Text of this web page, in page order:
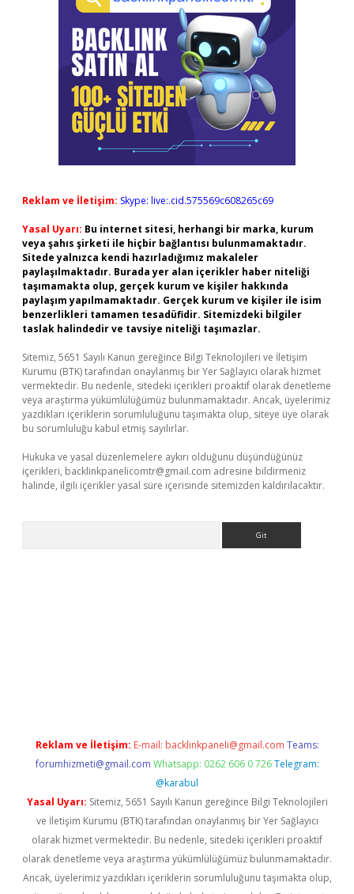
Reklam ve İletişim: Skype: live:.cid.575569c608265c69
Yasal Uyarı: Bu internet sitesi, herhangi bir marka, kurum
veya şahıs şirketi ile hiçbir bağlantısı bulunmamaktadır.
Sitede yalnızca kendi hazırladığımız makaleler
paylaşılmaktadır. Burada yer alan içerikler haber niteliği
taşımamakta olup, gerçek kurum ve kişiler hakkında
paylaşım yapılmamaktadır. Gerçek kurum ve kişiler ile isim
benzerlikleri tamamen tesadüfidir. Sitemizdeki bilgiler
taslak halindedir ve tavsiye niteliği taşımazlar.
Sitemiz, 5651 Sayılı Kanun gereğince Bilgi Teknolojileri ve İletişim
Kurumu (BTK) tarafından onaylanmış bir Yer Sağlayıcı olarak hizmet
vermektedir. Bu nedenle, sitedeki içerikleri proaktif olarak denetleme
veya araştırma yükümlülüğümüz bulunmamaktadır. Ancak, üyelerimiz
yazdıkları içeriklerin sorumluluğunu taşımakta olup, siteye üye olarak
bu sorumluluğu kabul etmiş sayılırlar.
Hukuka ve yasal düzenlemelere aykırı olduğunu düşündüğünüz
içerikleri, backlinkpanelicomtr@gmail.com adresine bildirmeniz
halinde, ilgili içerikler yasal süre içerisinde sitemizden kaldırılacaktır.
Reklam ve İletişim: E-mail: backlinkpaneli@gmail.com Teams:
forumhizmeti@gmail.com Whatsapp: 0262 606 0 726 Telegram:
@karabul
Yasal Uyarı: Sitemiz, 5651 Sayılı Kanun gereğince Bilgi Teknolojileri
ve İletişim Kurumu (BTK) tarafından onaylanmış bir Yer Sağlayıcı
olarak hizmet vermektedir. Bu nedenle, sitedeki içerikleri proaktif
olarak denetleme veya araştırma yükümlülüğümüz bulunmamaktadır.
Ancak, üyelerimiz yazdıkları içeriklerin sorumluluğunu taşımakta olup,